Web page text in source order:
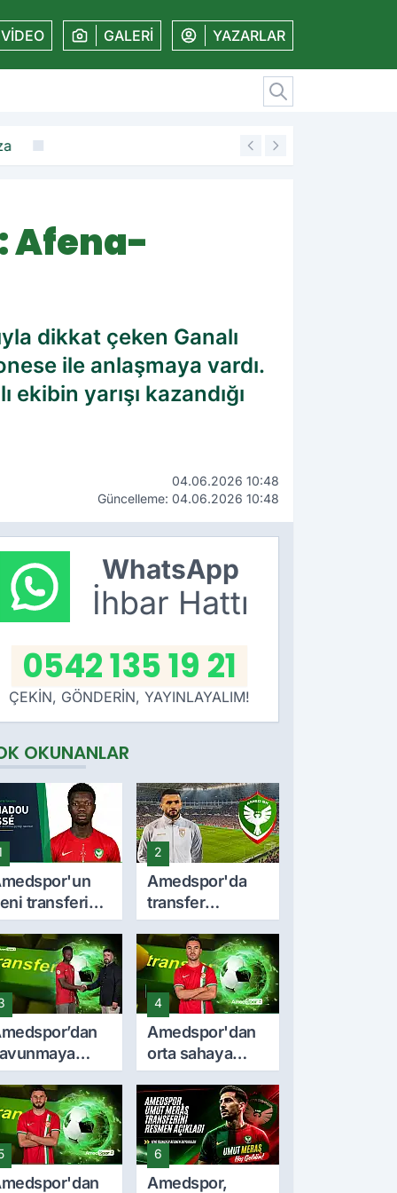
VİDEO GALERİ YAZARLAR
19:11 Amedspor'dan
Afena-
dikkat çeken Ganalı
ile anlaşmaya vardı.
yarışı kazandığı
04.06.2026 10:48
Güncelleme: 04.06.2026 10:48
WhatsApp
İhbar Hattı
0542 135 19 21
ÇEKİN, GÖNDERİN, YAYINLAYALIM!
OKUNANLAR
transferi
Cissé
İşte
ve
giydiği
2
Amedspor'da
transfer
durmuyor! Milli
stoper Dellova
imza için
Türkiye'ye geldi
takviye:
Cissé
3 yıllık
4
Amedspor'dan
orta sahaya
önemli takviye:
Furkan Soyalp
ile sözleşme
imzalandı
6
Amedspor,